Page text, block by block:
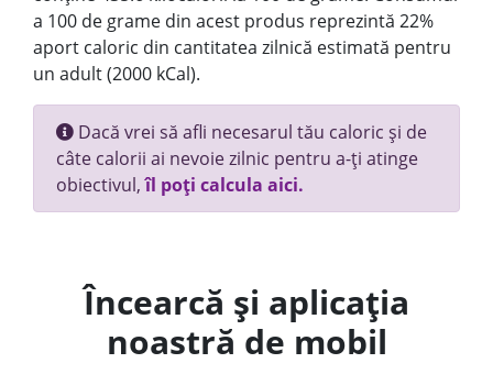
a 100 de grame din acest produs reprezintă 22%
aport caloric din cantitatea zilnică estimată pentru
un adult (2000 kCal).
Dacă vrei să afli necesarul tău caloric și de
câte calorii ai nevoie zilnic pentru a-ți atinge
obiectivul,îl poți calcula aici.
Încearcă și aplicația
noastră de mobil